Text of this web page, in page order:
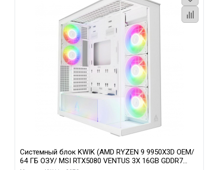
Системный блок KWIK (AMD RYZEN 9 9950X3D OEM/
64 ГБ ОЗУ/ MSI RTX5080 VENTUS 3X 16GB GDDR7